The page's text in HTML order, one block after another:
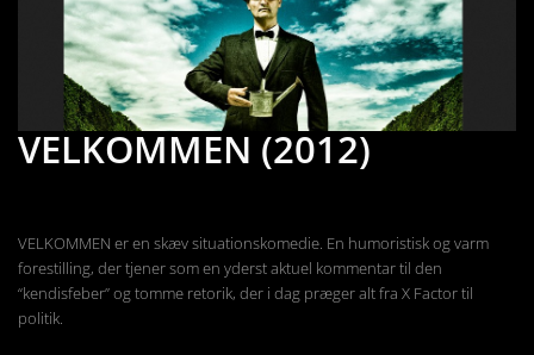
VELKOMMEN (2012)
VELKOMMEN er en skæv situationskomedie. En humoristisk og varm
forestilling, der tjener som en yderst aktuel kommentar til den
“kendisfeber” og tomme retorik, der i dag præger alt fra X Factor til
politik.